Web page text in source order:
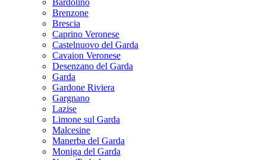
Brenzone
Brescia
Caprino Veronese
Castelnuovo del Garda
Cavaion Veronese
Desenzano del Garda
Garda
Gardone Riviera
Gargnano
Lazise
Limone sul Garda
Malcesine
Manerba del Garda
Moniga del Garda